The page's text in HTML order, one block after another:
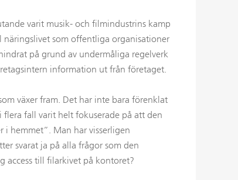
varit musik- och filmindustrins kamp
näringslivet som offentliga organisationer
på grund av undermåliga regelverk
information ut från företaget.
växer fram. Det har inte bara förenklat
fall varit helt fokuserade på att den
hemmet”. Man har visserligen
svarat ja på alla frågor som den
access till filarkivet på kontoret?